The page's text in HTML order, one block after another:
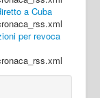
a Cuba
per revoca